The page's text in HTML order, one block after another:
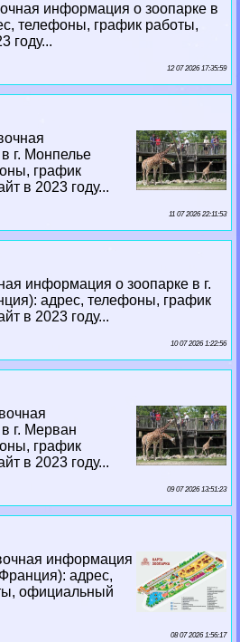
информация о зоопарке в
телефоны, график работы,
году...
12 07 2026 17:35:59
г. Монпелье
график
в 2023 году...
11 07 2026 22:11:53
информация о зоопарке в г.
адрес, телефоны, график
в 2023 году...
10 07 2026 1:22:56
г. Мерван
график
в 2023 году...
09 07 2026 13:51:23
информация
адрес,
официальный
08 07 2026 1:56:17